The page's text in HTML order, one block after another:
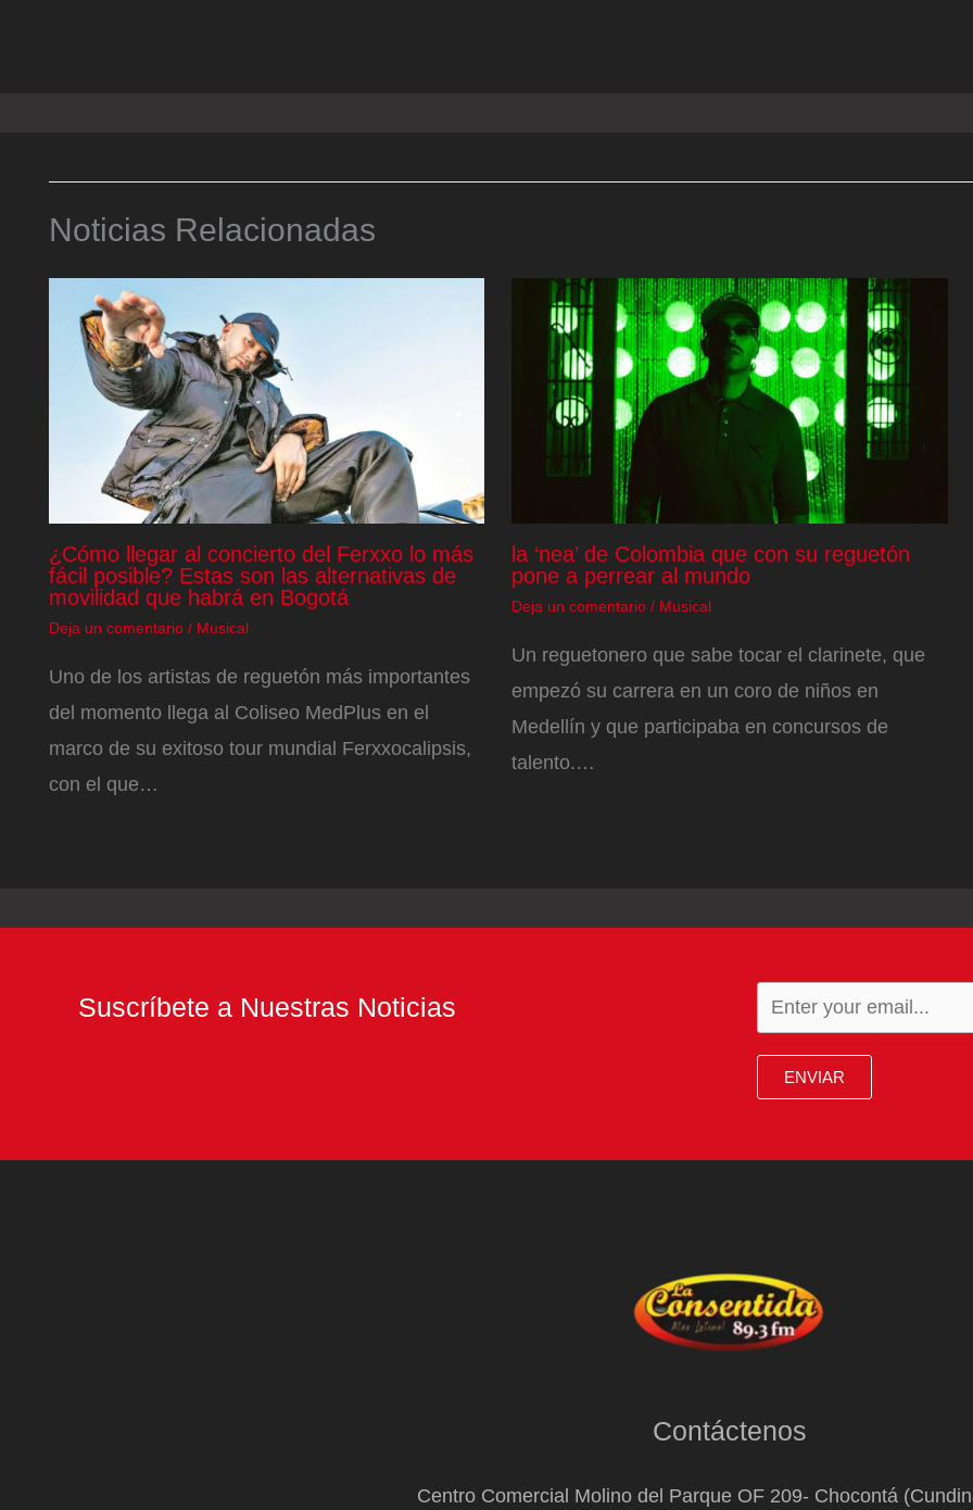
Noticias Relacionadas
¿Cómo llegar al concierto del Ferxxo lo más
fácil posible? Estas son las alternativas de
movilidad que habrá en Bogotá
Deja un comentario / Musical
Uno de los artistas de reguetón más importantes
del momento llega al Coliseo MedPlus en el
marco de su exitoso tour mundial Ferxxocalipsis,
con el que…
la ‘nea’ de Colombia que con su reguetón
pone a perrear al mundo
Deja un comentario / Musical
Un reguetonero que sabe tocar el clarinete, que
empezó su carrera en un coro de niños en
Medellín y que participaba en concursos de
talento.…
Suscríbete a Nuestras Noticias
ENVIAR
Contáctenos
Centro Comercial Molino del Parque OF 209- Chocontá